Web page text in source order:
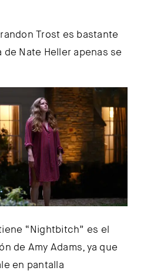
Trost es bastante
de Nate Heller apenas se
“Nightbitch” es el
de Amy Adams, ya que
en pantalla